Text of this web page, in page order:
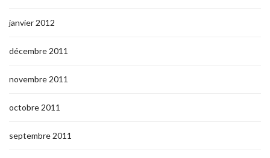
janvier 2012
décembre 2011
novembre 2011
octobre 2011
septembre 2011